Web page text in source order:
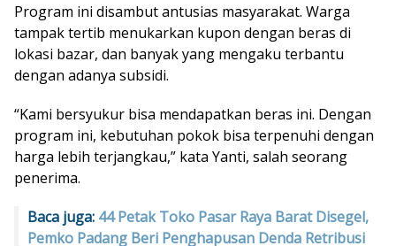
Program ini disambut antusias masyarakat. Warga
tampak tertib menukarkan kupon dengan beras di
lokasi bazar, dan banyak yang mengaku terbantu
dengan adanya subsidi.
“Kami bersyukur bisa mendapatkan beras ini. Dengan
program ini, kebutuhan pokok bisa terpenuhi dengan
harga lebih terjangkau,” kata Yanti, salah seorang
penerima.
Baca juga: 44 Petak Toko Pasar Raya Barat Disegel,
Pemko Padang Beri Penghapusan Denda Retribusi